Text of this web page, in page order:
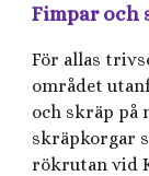
Fimpar och
För allas
området
och skräp på
skräpkorgar
rökrutan vid